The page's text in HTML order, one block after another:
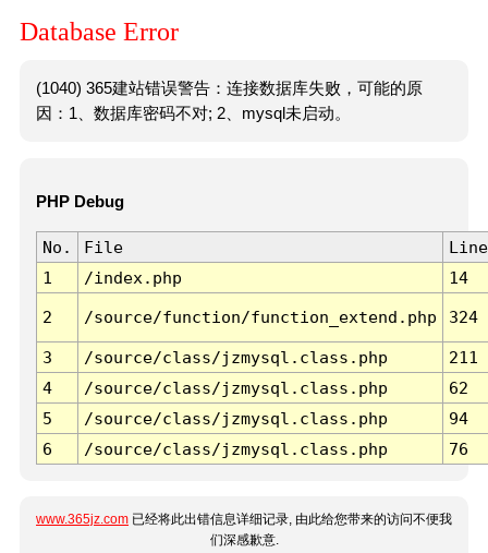
Database Error
(1040) 365建站错误警告：连接数据库失败，可能的原
因：1、数据库密码不对; 2、mysql未启动。
PHP Debug
No. File
Line
1
/index.php 14
2 /source/function/function_extend.php 324
3 /source/class/jzmysql.class.php
211
4
/source/class/jzmysql.class.php
62
5
/source/class/jzmysql.class.php
94
6
/source/class/jzmysql.class.php 76
www.365jz.com 已经将此出错信息详细记录, 由此给您带来的访问不便我
们深感歉意.